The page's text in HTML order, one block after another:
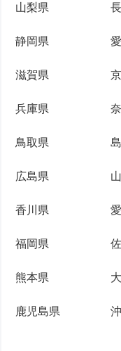
山梨県
静岡県
滋賀県
兵庫県
鳥取県
広島県
香川県
福岡県
熊本県
鹿児島県